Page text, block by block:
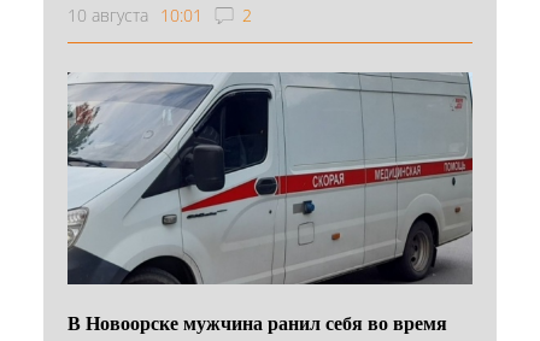
10 августа 10:01 2
В Новоорске мужчина ранил себя во время